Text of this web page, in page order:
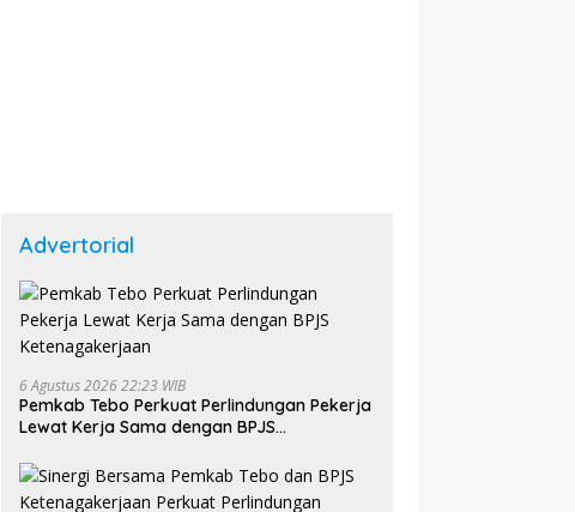
Advertorial
6 Agustus 2026 22:23 WIB
Pemkab Tebo Perkuat Perlindungan Pekerja
Lewat Kerja Sama dengan BPJS